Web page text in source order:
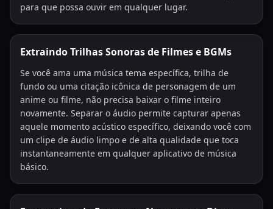
para que possa ouvir em qualquer lugar.
Extraindo Trilhas Sonoras de Filmes e BGMs
Se você ama uma música tema específica, trilha de
fundo ou uma citação icônica de personagem de um
anime ou filme, não precisa baixar o filme inteiro
novamente. Separar o áudio permite capturar apenas
aquele momento acústico específico, deixando você com
um clipe de áudio limpo e de alta qualidade que toca
instantaneamente em qualquer aplicativo de música
básico.